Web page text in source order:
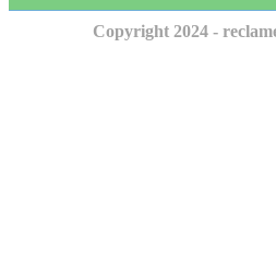
Copyright 2024 -